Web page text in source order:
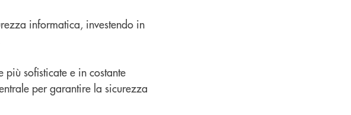
informatica, investendo in
più sofisticate e in costante
per garantire la sicurezza